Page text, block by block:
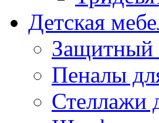
Детская
Защитный
Пеналы
Стеллажи